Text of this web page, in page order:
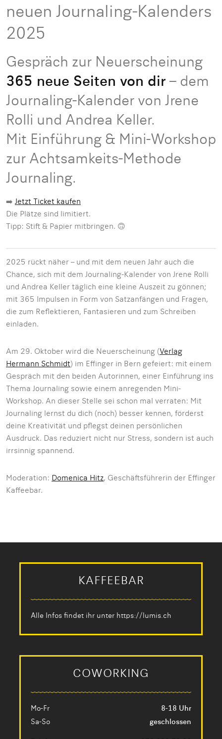
neuen Journaling-Kalenders
2025
Gespräch zur Neuerscheinung
365 neue Seiten von dir – dem
Journaling-Kalender von Jrene
Rolli und Andrea Keller.
Mit Einführung & Mini-Workshop
zur Achtsamkeits-Methode
Journaling.
➡️ Jetzt Ticket kaufen
Die Plätze sind limitiert.
Tipp: Stift & Papier mitbringen. 🙃
2025 rückt näher – und mit dem neuen Jahr auch die
Chance, sich mit dem Journaling-Kalender von Jrene Rolli
und Andrea Keller täglich eine kleine Auszeit zu gönnen;
mit 365 Impulsen in Form von Satzanfängen und Fragen,
die zum Reflektieren, Fantasieren und zum Schreiben
einladen.
Am 29. Oktober wird die Neuerscheinung (Verlag
Hermann Schmidt) im Effinger in Bern gefeiert: mit einem
Gespräch mit den beiden Autorinnen, einer Einführung ins
Thema Journaling sowie einem anregenden Mini-
Workshop. An dieser Stelle sei schon mal verraten: Mit
Journaling lernst du dich (noch) besser kennen, förderst
deine Kreativität und pflegst deinen persönlichen
Ausdruck. Das reduziert nicht nur Stress, sondern ist auch
irrsinnig spannend.
Moderation: Domenica Hitz, Geschäftsführerin der Effinger
Kaffeebar.
COWORKING
Mo-Fr
8-18 Uhr
Sa-So
geschlossen
KAFFEEBAR
Alle Infos findet ihr unter https://lumis.ch